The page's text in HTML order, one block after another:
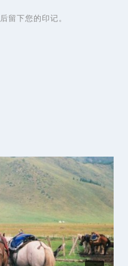
后留下您的印记。